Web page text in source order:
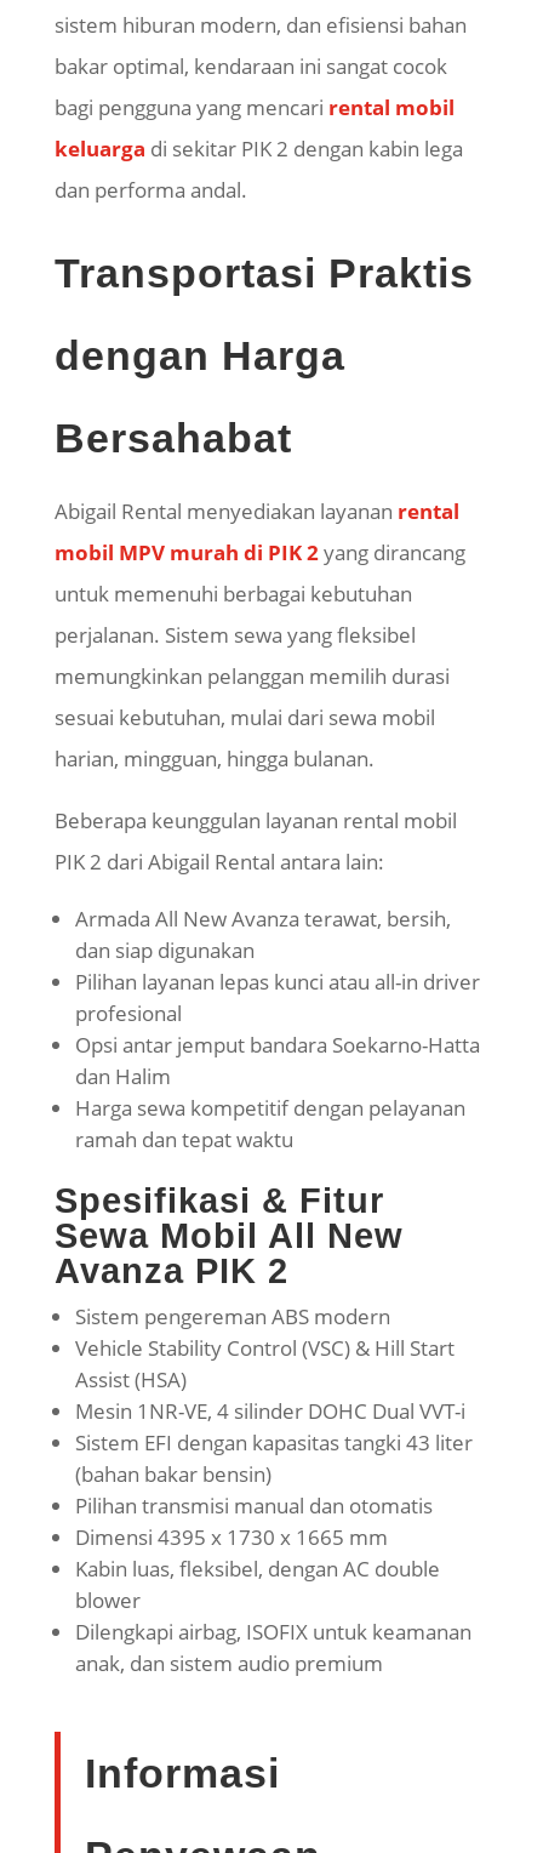
sistem hiburan modern, dan efisiensi bahan
bakar optimal, kendaraan ini sangat cocok
bagi pengguna yang mencari rental mobil
keluarga di sekitar PIK 2 dengan kabin lega
dan performa andal.
Transportasi Praktis
dengan Harga
Bersahabat
Abigail Rental menyediakan layanan rental
mobil MPV murah di PIK 2yang dirancang
untuk memenuhi berbagai kebutuhan
perjalanan. Sistem sewa yang fleksibel
memungkinkan pelanggan memilih durasi
sesuai kebutuhan, mulai dari sewa mobil
harian, mingguan, hingga bulanan.
Beberapa keunggulan layanan rental mobil
PIK 2 dari Abigail Rental antara lain:
Armada All New Avanza terawat, bersih,
dan siap digunakan
Pilihan layanan lepas kunci atau all-in driver
profesional
Opsi antar jemput bandara Soekarno-Hatta
dan Halim
Harga sewa kompetitif dengan pelayanan
ramah dan tepat waktu
Spesifikasi & Fitur
Sewa Mobil All New
Avanza PIK 2
Sistem pengereman ABS modern
Vehicle Stability Control (VSC) & Hill Start
Assist (HSA)
Mesin 1NR-VE, 4 silinder DOHC Dual VVT-i
Sistem EFI dengan kapasitas tangki 43 liter
(bahan bakar bensin)
Pilihan transmisi manual dan otomatis
Dimensi 4395 x 1730 x 1665 mm
Kabin luas, fleksibel, dengan AC double
blower
Dilengkapi airbag, ISOFIX untuk keamanan
anak, dan sistem audio premium
Informasi